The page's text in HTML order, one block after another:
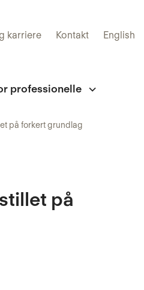
karriere Kontakt English
professionelle
på forkert grundlag
på